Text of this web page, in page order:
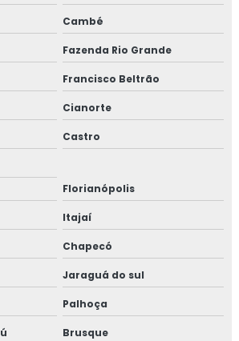
Cambé
Fazenda Rio Grande
Francisco Beltrão
Cianorte
Castro
Florianópolis
Itajaí
Chapecó
Jaraguá do sul
Palhoça
Brusque